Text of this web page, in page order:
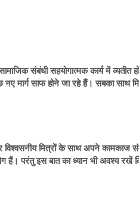
संबंधी सहयोगात्मक कार्य में व्यतीत
साफ होने जा रहे हैं। सबका साथ
मित्रों के साथ अपने कामकाज
हैं। परंतु इस बात का ध्यान भी अवश्य